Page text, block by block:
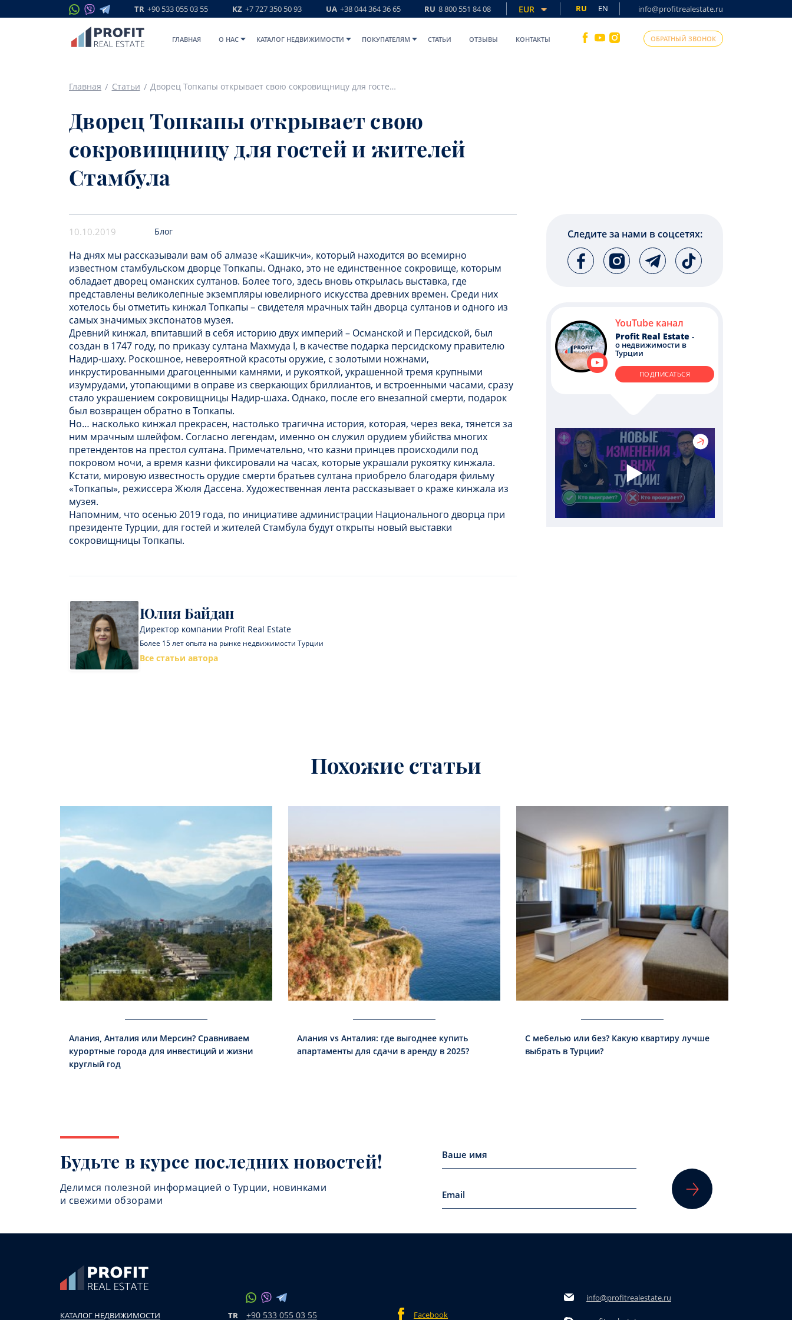
TR +90 533 055 03 55 KZ +7 727 350 50 93 UA +38 044 364 36 65 RU 8 800 551 84 08 EUR RU EN info@profitrealestate.ru
ГЛАВНАЯ O НАС КАТАЛОГ НЕДВИЖИМОСТИ ПОКУПАТЕЛЯМ СТАТЬИ ОТЗЫВЫ КОНТАКТЫ ОБРАТНЫЙ ЗВОНОК
Главная Статьи Дворец Топкапы открывает свою сокровищницу для гостей и жителей Стамбула
Дворец Топкапы открывает свою
сокровищницу для гостей и жителей
Стамбула
10.10.2019 Блог
На днях мы рассказывали вам об алмазе «Кашикчи», который находится во всемирно
известном стамбульском дворце Топкапы. Однако, это не единственное сокровище, которым
обладает дворец оманских султанов. Более того, здесь вновь открылась выставка, где
представлены великолепные экземпляры ювелирного искусства древних времен. Среди них
хотелось бы отметить кинжал Топкапы – свидетеля мрачных тайн дворца султанов и одного из
самых значимых экспонатов музея.
Древний кинжал, впитавший в себя историю двух империй – Османской и Персидской, был
создан в 1747 году, по приказу султана Махмуда I, в качестве подарка персидскому правителю
Надир-шаху. Роскошное, невероятной красоты оружие, с золотыми ножнами,
инкрустированными драгоценными камнями, и рукояткой, украшенной тремя крупными
изумрудами, утопающими в оправе из сверкающих бриллиантов, и встроенными часами, сразу
стало украшением сокровищницы Надир-шаха. Однако, после его внезапной смерти, подарок
был возвращен обратно в Топкапы.
Но… насколько кинжал прекрасен, настолько трагична история, которая, через века, тянется за
ним мрачным шлейфом. Согласно легендам, именно он служил орудием убийства многих
претендентов на престол султана. Примечательно, что казни принцев происходили под
покровом ночи, а время казни фиксировали на часах, которые украшали рукоятку кинжала.
Кстати, мировую известность орудие смерти братьев султана приобрело благодаря фильму
«Топкапы», режиссера Жюля Дассена. Художественная лента рассказывает о краже кинжала из
музея.
Напомним, что осенью 2019 года, по инициативе администрации Национального дворца при
президенте Турции, для гостей и жителей Стамбула будут открыты новый выставки
сокровищницы Топкапы.
Юлия Байдан
Директор компании Profit Real Estate
Более 15 лет опыта на рынке недвижимости Турции
Все статьи автора
Следите за нами в соцсетях:
YouTube канал
Profit Real Estate -
о недвижимости в
Турции
ПОДПИСАТЬСЯ
Похожие статьи
Алания, Анталия или Мерсин? Сравниваем
курортные города для инвестиций и жизни
круглый год
Алания vs Анталия: где выгоднее купить
апартаменты для сдачи в аренду в 2025?
С мебелью или без? Какую квартиру лучше
выбрать в Турции?
Будьте в курсе последних новостей!
Делимся полезной информацией о Турции, новинками
и свежими обзорами
КАТАЛОГ НЕДВИЖИМОСТИ TR +90 533 055 03 55 Facebook
info@profitrealestate.ru